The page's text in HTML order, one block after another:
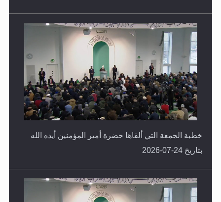
خطبة الجمعة التي ألقاها حضرة أمير المؤمنين أيده الله
بتاريخ 24-07-2026